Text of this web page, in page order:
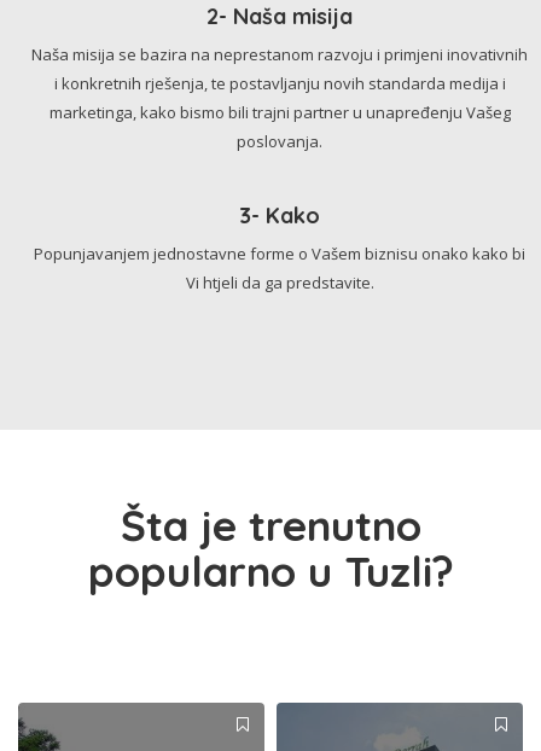
2- Naša misija
Naša misija se bazira na neprestanom razvoju i primjeni inovativnih
i konkretnih rješenja, te postavljanju novih standarda medija i
marketinga, kako bismo bili trajni partner u unapređenju Vašeg
poslovanja.
3- Kako
Popunjavanjem jednostavne forme o Vašem biznisu onako kako bi
Vi htjeli da ga predstavite.
Šta je trenutno
popularno u Tuzli?